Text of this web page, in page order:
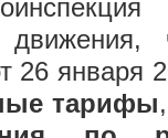
26
тарифы